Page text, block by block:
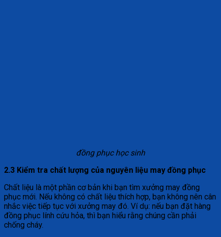
đồng phục học sinh
2.3 Kiểm tra chất lượng của nguyên liệu may đồng phục
Chất liệu là một phần cơ bản khi bạn tìm xưởng may đồng
phục mới. Nếu không có chất liệu thích hợp, bạn không nên cân
nhắc việc tiếp tục với xưởng may đó. Ví dụ: nếu bạn đặt hàng
đồng phục lính cứu hỏa, thì bạn hiểu rằng chúng cần phải
chống cháy.